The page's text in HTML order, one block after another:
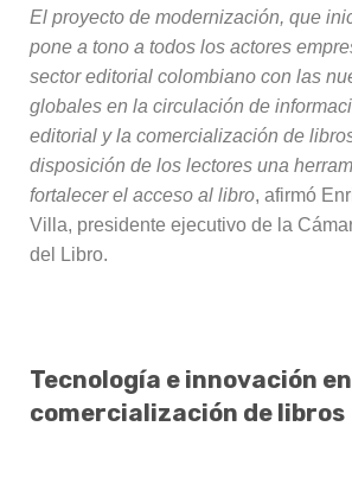
El proyecto de modernización, que
pone a tono a todos los actores
sector editorial colombiano con las
globales en la circulación de
editorial y la comercialización de
disposición de los lectores una
fortalecer el acceso al libro, afirmó
Villa, presidente ejecutivo de la
del Libro.
Tecnología e innovación
comercialización de libros